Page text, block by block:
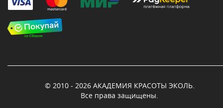
© 2010 - 2026 АКАДЕМИЯ КРАСОТЫ ЭКОЛЬ.
Все права защищены.